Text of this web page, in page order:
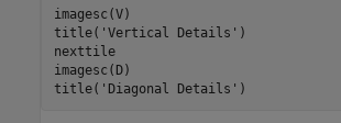
imagesc(V)
title( 'Vertical Details' )
nexttile
imagesc(D)
title( 'Diagonal Details' )